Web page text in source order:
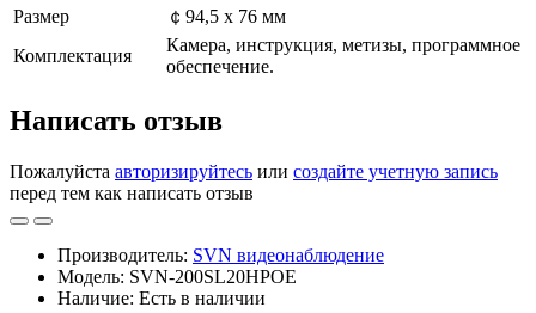
Размер
￠94,5 x 76 мм
Комплектация
Камера, инструкция, метизы, программное
обеспечение.
Написать отзыв
Пожалуйста авторизируйтесь или создайте учетную запись
перед тем как написать отзыв
Производитель: SVN видеонаблюдение
Модель: SVN-200SL20HPOE
Наличие: Есть в наличии